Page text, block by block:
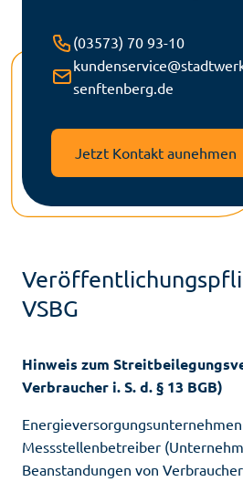
T
l
f
n
(03573) 70 93-10
E
i
-
r
e
e
senftenberg.de
Jetzt Kontakt aunehmen
VSBG
Hinweis zum
Verbraucher i. S. d. § 13 BGB)
Messstellenbetreiber
Beanstandungen von